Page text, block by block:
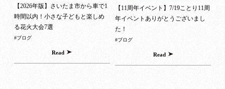
【2026年版】さいたま市から車で1
時間以内！小さな子どもと楽しめ
る花火大会7選
#ブログ
Read
【11周年イベント】7/19ことり11周
年イベントありがとうございまし
た！
#ブログ
Read